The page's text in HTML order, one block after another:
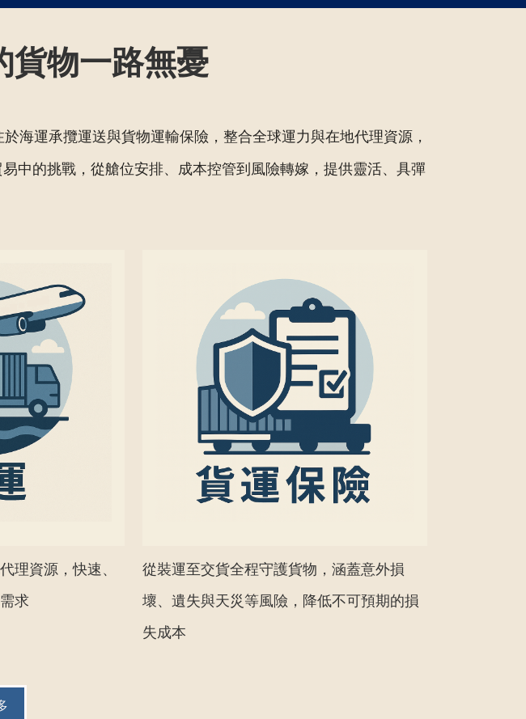
貨物一路無憂
運承攬運送與貨物運輸保險，整合全球運力與在地代理資源，
中的挑戰，從艙位安排、成本控管到風險轉嫁，提供靈活、具彈
理資源，快速、
求​​
從裝運至交貨全程守護貨物，涵蓋意外損
壞、遺失與天災等風險，降低不可預期的損
失成本